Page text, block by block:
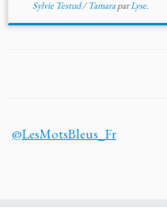
Sylvie Testud/TamaraparLyse.
@LesMotsBleus_Fr